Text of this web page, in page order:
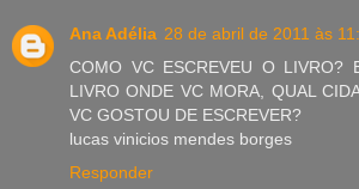
Ana Adélia 28 de abril de 2011 às
COMO VC ESCREVEU O LIVRO?
LIVRO ONDE VC MORA, QUAL
VC GOSTOU DE ESCREVER?
lucas vinicios mendes borges
Responder